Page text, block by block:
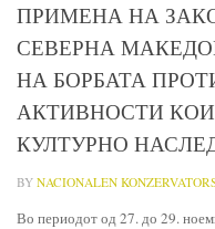
ПРИМЕНА НА
СЕВЕРНА
НА БОРБАТА
АКТИВНОСТИ КОИ
КУЛТУРНО
BY NACIONALEN
Во периодот од 27. до 29.